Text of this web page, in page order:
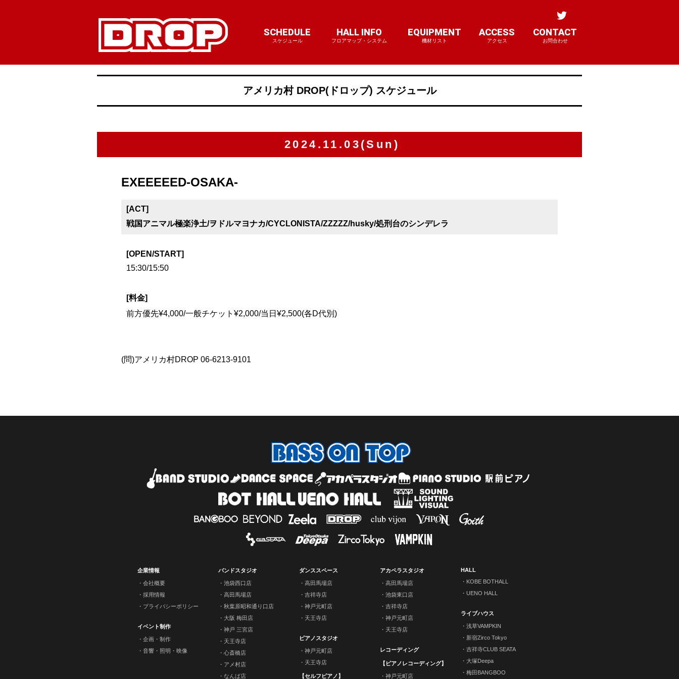
SCHEDULE
スケジュール
HALL INFO
フロアマップ・システム
EQUIPMENT
機材リスト
ACCESS
アクセス
CONTACT
お問合わせ
アメリカ村 DROP(ドロップ) スケジュール
2024.11.03(Sun)
EXEEEEED-OSAKA-
[ACT]
戦国アニマル極楽浄土/ヲドルマヨナカ/CYCLONISTA/ZZZZZ/husky/処刑台のシンデレラ
[OPEN/START]
15:30/15:50
[料金]
前方優先¥4,000/一般チケット¥2,000/当日¥2,500(各D代別)
(問)アメリカ村DROP 06-6213-9101
企業情報
会社概要
採用情報
プライバシーポリシー
イベント制作
企画・制作
音響・照明・映像
バンドスタジオ
池袋西口店
高田馬場店
秋葉原昭和通り口店
大阪 梅田店
神戸 三宮店
天王寺店
心斎橋店
アメ村店
なんば店
ダンススペース
高田馬場店
吉祥寺店
神戸元町店
天王寺店
ピアノスタジオ
神戸元町店
天王寺店
【セルフピアノ】
アカペラスタジオ
高田馬場店
池袋東口店
吉祥寺店
神戸元町店
天王寺店
レコーディング
【ピアノレコーディング】
神戸元町店
HALL
KOBE BOTHALL
UENO HALL
ライブハウス
浅草VAMPKIN
新宿Zirco Tokyo
吉祥寺CLUB SEATA
大塚Deepa
梅田BANGBOO